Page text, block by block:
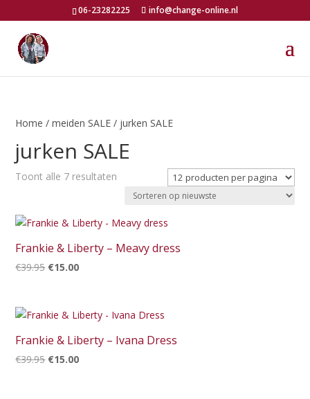
06-23282225 info@change-online.nl
Home /meiden SALE / jurken SALE
jurken SALE
Toont alle 7 resultaten
Frankie & Liberty – Meavy dress
€39.95 Oorspronkelijke
€39.95.
€15.00Huidige
€15.00.
Frankie & Liberty – Ivana Dress
€39.95 Oorspronkelijke
€15.00Huidige